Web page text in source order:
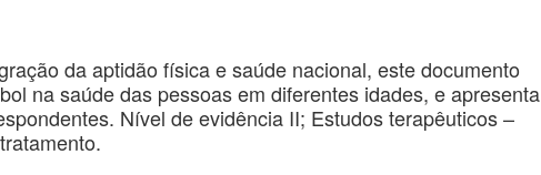
da aptidão física e saúde nacional, este documento
na saúde das pessoas em diferentes idades, e apresenta
Nível de evidência II; Estudos terapêuticos –